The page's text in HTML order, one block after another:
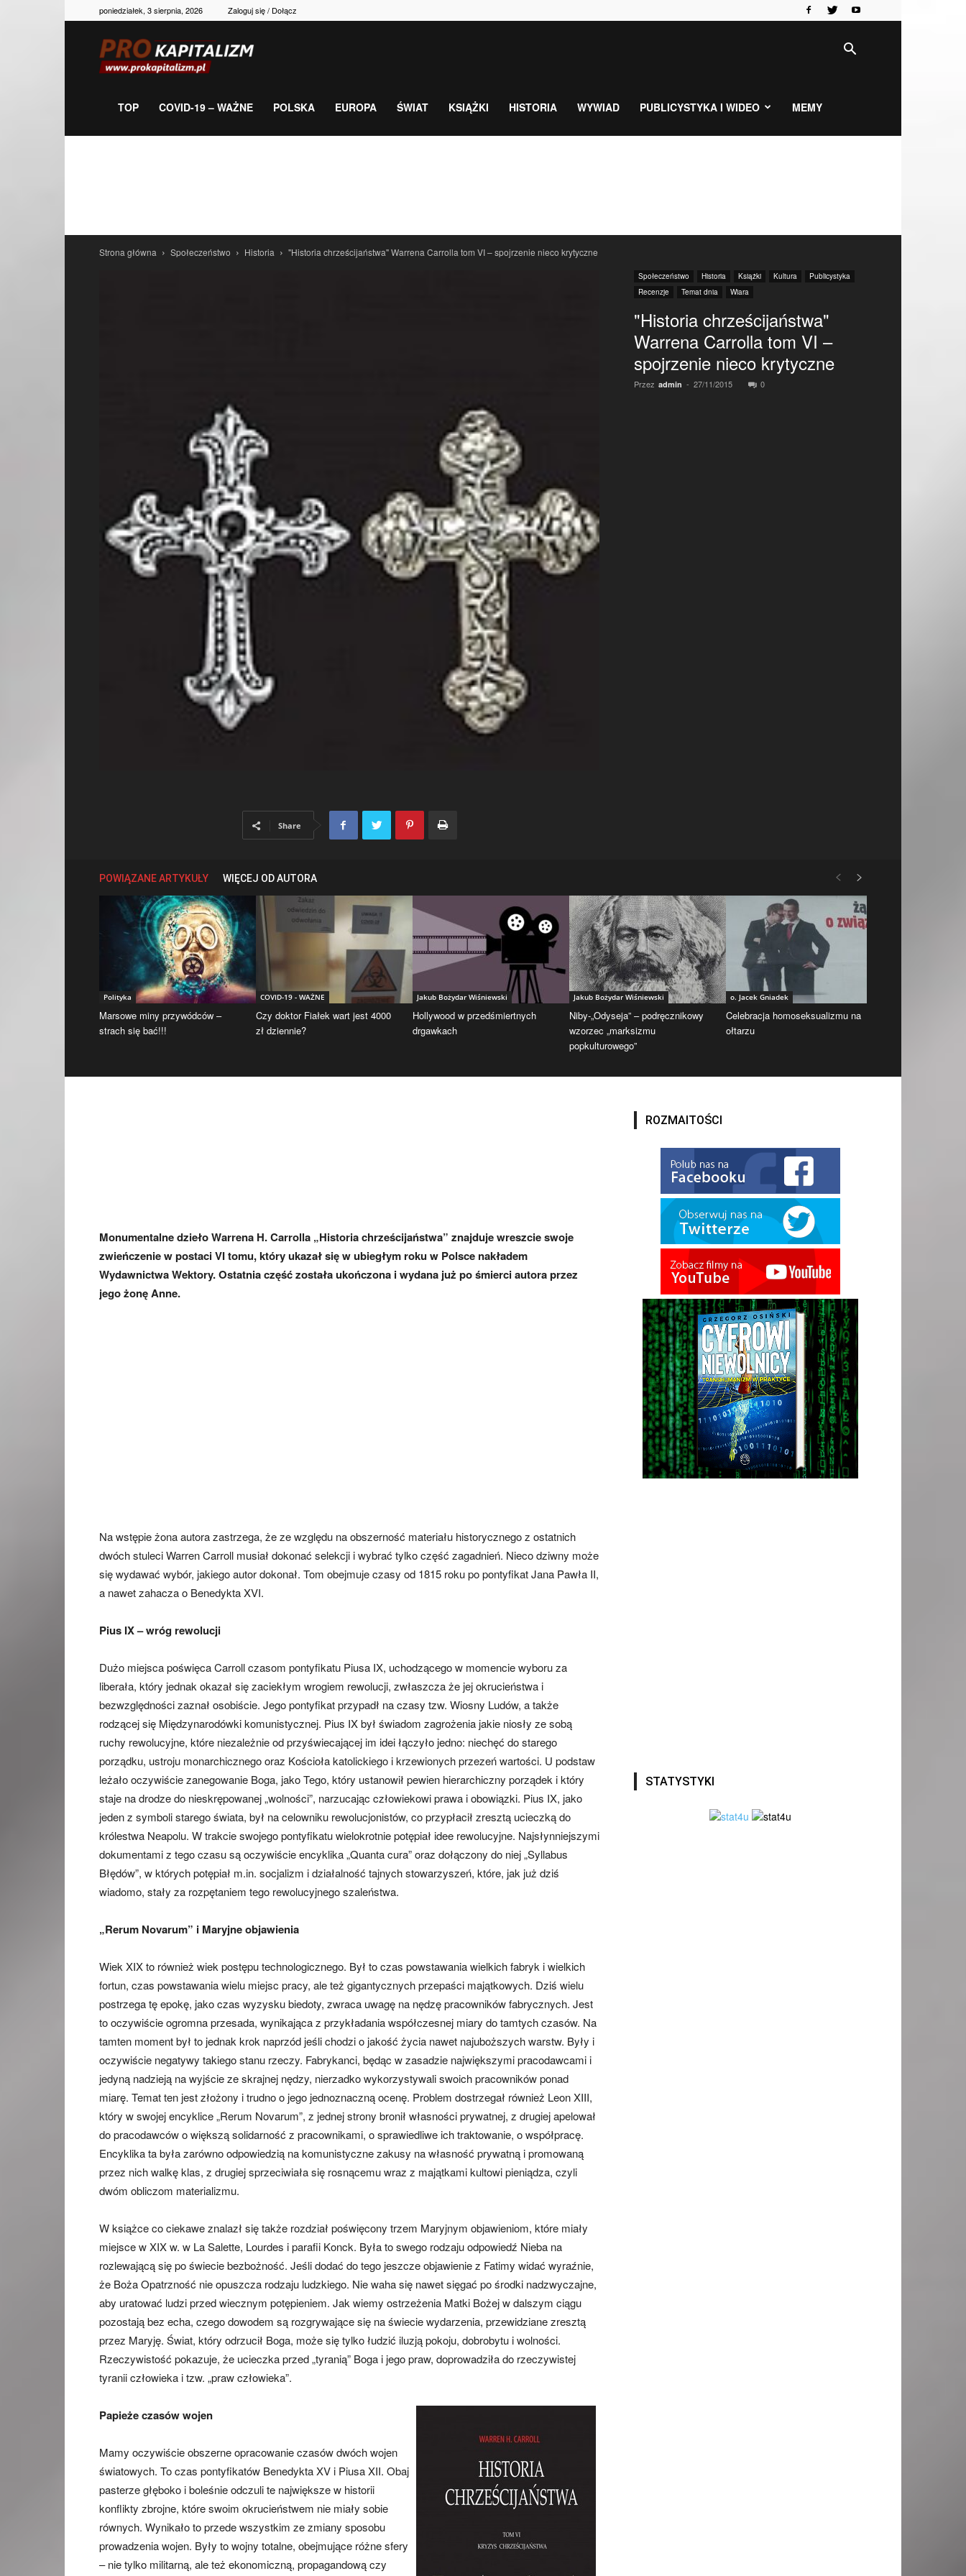
poniedziałek, 3 sierpnia, 2026 Zaloguj się / Dołącz
gospodarka,
TOP COVID-19 – WAŻNE POLSKA EUROPA ŚWIAT KSIĄŻKI HISTORIA WYWIAD PUBLICYSTYKA I WIDEO MEMY
Strona główna Społeczeństwo Historia "Historia chrześcijaństwa" Warrena Carrolla tom VI – spojrzenie nieco krytyczne
Społeczeństwo Historia Książki Kultura
Publicystyka
Recenzje
Temat dnia Wiara
"Historia chrześcijaństwa"
Warrena Carrolla tom VI –
spojrzenie nieco krytyczne
Przez admin - 27/11/2015 0
Share
POWIĄZANE ARTYKUŁY WIĘCEJ OD AUTORA
Polityka
Marsowe miny przywódców –
strach się bać!!!
COVID-19 - WAŻNE
Czy doktor Fiałek wart jest 4000
zł dziennie?
Jakub Bożydar Wiśniewski
Hollywood w przedśmiertnych
drgawkach
Jakub Bożydar Wiśniewski
Niby-„Odyseja” – podręcznikowy
wzorzec „marksizmu
popkulturowego”
o. Jacek Gniadek
Celebracja homoseksualizmu na
ołtarzu
Monumentalne dzieło Warrena H. Carrolla „Historia chrześcijaństwa” znajduje wreszcie swoje
zwieńczenie w postaci VI tomu, który ukazał się w ubiegłym roku w Polsce nakładem
Wydawnictwa Wektory. Ostatnia część została ukończona i wydana już po śmierci autora przez
jego żonę Anne.
Na wstępie żona autora zastrzega, że ze względu na obszerność materiału historycznego z ostatnich
dwóch stuleci Warren Carroll musiał dokonać selekcji i wybrać tylko część zagadnień. Nieco dziwny może
się wydawać wybór, jakiego autor dokonał. Tom obejmuje czasy od 1815 roku po pontyfikat Jana Pawła II,
a nawet zahacza o Benedykta XVI.
Pius IX – wróg rewolucji
Dużo miejsca poświęca Carroll czasom pontyfikatu Piusa IX, uchodzącego w momencie wyboru za
liberała, który jednak okazał się zaciekłym wrogiem rewolucji, zwłaszcza że jej okrucieństwa i
bezwzględności zaznał osobiście. Jego pontyfikat przypadł na czasy tzw. Wiosny Ludów, a także
rodzącej się Międzynarodówki komunistycznej. Pius IX był świadom zagrożenia jakie niosły ze sobą
ruchy rewolucyjne, które niezależnie od przyświecającej im idei łączyło jedno: niechęć do starego
porządku, ustroju monarchicznego oraz Kościoła katolickiego i krzewionych przezeń wartości. U podstaw
leżało oczywiście zanegowanie Boga, jako Tego, który ustanowił pewien hierarchiczny porządek i który
staje na drodze do nieskrępowanej „wolności”, narzucając człowiekowi prawa i obowiązki. Pius IX, jako
jeden z symboli starego świata, był na celowniku rewolucjonistów, co przypłacił zresztą ucieczką do
królestwa Neapolu. W trakcie swojego pontyfikatu wielokrotnie potępiał idee rewolucyjne. Najsłynniejszymi
dokumentami z tego czasu są oczywiście encyklika „Quanta cura” oraz dołączony do niej „Syllabus
Błędów”, w których potępiał m.in. socjalizm i działalność tajnych stowarzyszeń, które, jak już dziś
wiadomo, stały za rozpętaniem tego rewolucyjnego szaleństwa.
„Rerum Novarum” i Maryjne objawienia
Wiek XIX to również wiek postępu technologicznego. Był to czas powstawania wielkich fabryk i wielkich
fortun, czas powstawania wielu miejsc pracy, ale też gigantycznych przepaści majątkowych. Dziś wielu
postrzega tę epokę, jako czas wyzysku biedoty, zwraca uwagę na nędzę pracowników fabrycznych. Jest
to oczywiście ogromna przesada, wynikająca z przykładania współczesnej miary do tamtych czasów. Na
tamten moment był to jednak krok naprzód jeśli chodzi o jakość życia nawet najuboższych warstw. Były i
oczywiście negatywy takiego stanu rzeczy. Fabrykanci, będąc w zasadzie największymi pracodawcami i
jedyną nadzieją na wyjście ze skrajnej nędzy, nierzadko wykorzystywali swoich pracowników ponad
miarę. Temat ten jest złożony i trudno o jego jednoznaczną ocenę. Problem dostrzegał również Leon XIII,
który w swojej encyklice „Rerum Novarum”, z jednej strony bronił własności prywatnej, z drugiej apelował
do pracodawców o większą solidarność z pracownikami, o sprawiedliwe ich traktowanie, o współpracę.
Encyklika ta była zarówno odpowiedzią na komunistyczne zakusy na własność prywatną i promowaną
przez nich walkę klas, z drugiej sprzeciwiała się rosnącemu wraz z majątkami kultowi pieniądza, czyli
dwóm obliczom materializmu.
W książce co ciekawe znalazł się także rozdział poświęcony trzem Maryjnym objawieniom, które miały
miejsce w XIX w. w La Salette, Lourdes i parafii Konck. Była to swego rodzaju odpowiedź Nieba na
rozlewającą się po świecie bezbożność. Jeśli dodać do tego jeszcze objawienie z Fatimy widać wyraźnie,
że Boża Opatrzność nie opuszcza rodzaju ludzkiego. Nie waha się nawet sięgać po środki nadzwyczajne,
aby uratować ludzi przed wiecznym potępieniem. Jak wiemy ostrzeżenia Matki Bożej w dalszym ciągu
pozostają bez echa, czego dowodem są rozgrywające się na świecie wydarzenia, przewidziane zresztą
przez Maryję. Świat, który odrzucił Boga, może się tylko łudzić iluzją pokoju, dobrobytu i wolności.
Rzeczywistość pokazuje, że ucieczka przed „tyranią” Boga i jego praw, doprowadziła do rzeczywistej
tyranii człowieka i tzw. „praw człowieka”.
Papieże czasów wojen
Mamy oczywiście obszerne opracowanie czasów dwóch wojen
światowych. To czas pontyfikatów Benedykta XV i Piusa XII. Obaj
pasterze głęboko i boleśnie odczuli te największe w historii
konflikty zbrojne, które swoim okrucieństwem nie miały sobie
równych. Wynikało to przede wszystkim ze zmiany sposobu
prowadzenia wojen. Były to wojny totalne, obejmujące różne sfery
– nie tylko militarną, ale też ekonomiczną, propagandową czy
ROZMAITOŚCI
STATYSTYKI